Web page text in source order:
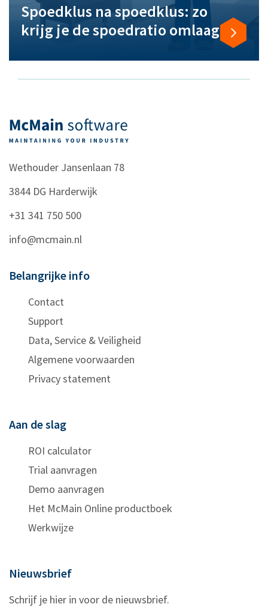
Spoedklus na spoedklus: zo
krijg je de spoedratio omlaag
Wethouder Jansenlaan 78
3844 DG Harderwijk
+31 341 750 500
info@mcmain.nl
Belangrijke info
Contact
Support
Data, Service & Veiligheid
Algemene voorwaarden
Privacy statement
Aan de slag
ROI calculator
Trial aanvragen
Demo aanvragen
Het McMain Online productboek
Werkwijze
Nieuwsbrief
Schrijf je hier in voor de nieuwsbrief.